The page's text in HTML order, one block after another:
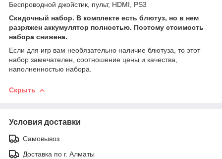
Беспроводной джойстик, пульт, HDMI, PS3
Скидочный набор. В комплекте есть блютуз, но в нем
разряжен аккумулятор полностью. Поэтому стоимость
набора снижена.
Если для игр вам необязательно наличие блютуза, то этот
набор замечателен, соотношение цены и качества,
наполненностью набора.
Скрыть
Условия доставки
Самовывоз
Доставка по г. Алматы